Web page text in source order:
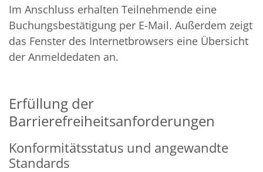
Im Anschluss erhalten Teilnehmende eine
Buchungsbestätigung per E-Mail. Außerdem zeigt
das Fenster des Internetbrowsers eine Übersicht
der Anmeldedaten an.
Erfüllung der
Barrierefreiheitsanforderungen
Konformitätsstatus und angewandte
Standards